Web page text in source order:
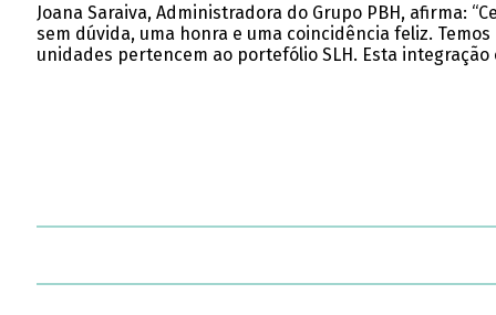
Joana Saraiva, Administradora do Grupo PBH, afirma:
sem dúvida, uma honra e uma coincidência feliz.
unidades pertencem ao portefólio SLH. Esta